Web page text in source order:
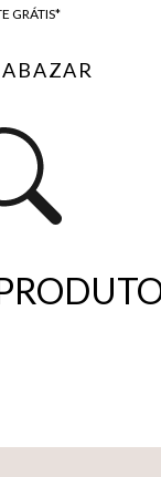
GRÁTIS*
COMPRA*
BAZAR